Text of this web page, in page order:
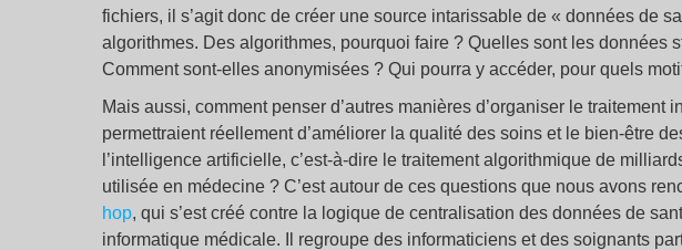
fichiers, il s’agit donc de créer une source intarissable de « données de
algorithmes. Des algorithmes, pourquoi faire ? Quelles sont les données
Comment sont-elles anonymisées ? Qui pourra y accéder, pour quels
Mais aussi, comment penser d’autres manières d’organiser le traitement
permettraient réellement d’améliorer la qualité des soins et le bien-être
l’intelligence artificielle, c’est-à-dire le traitement algorithmique de
utilisée en médecine ? C’est autour de ces questions que nous avons
hop, qui s’est créé contre la logique de centralisation des données de
informatique médicale. Il regroupe des informaticiens et des soignants